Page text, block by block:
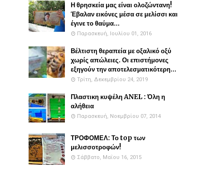
Η θρησκεία μας είναι ολοζώντανη!
Έβαλαν εικόνες μέσα σε μελίσσι και
έγινε το θαύμα...
Παρασκευή, Ιουλίου 01, 2016
Βέλτιστη θεραπεία με οξαλικό οξύ
χωρίς απώλειες. Οι επιστήμονες
εξηγούν την αποτελεσματικότερη...
Τρίτη, Δεκεμβρίου 24, 2019
Πλαστικη κυψέλη ANEL : Όλη η
αλήθεια
Παρασκευή, Νοεμβρίου 07, 2014
ΤΡΟΦΟΜΕΛ: Το top των
μελισσοτροφών!
Σάββατο, Μαΐου 16, 2015